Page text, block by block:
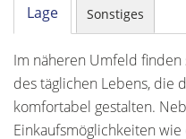
Lage Sonstiges
Im näheren Umfeld
des täglichen Lebens, die
komfortabel gestalten.
Einkaufsmöglichkeiten